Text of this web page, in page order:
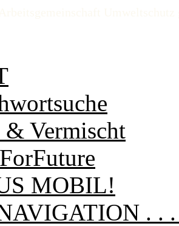
& Vermischt
MOBIL!
. .